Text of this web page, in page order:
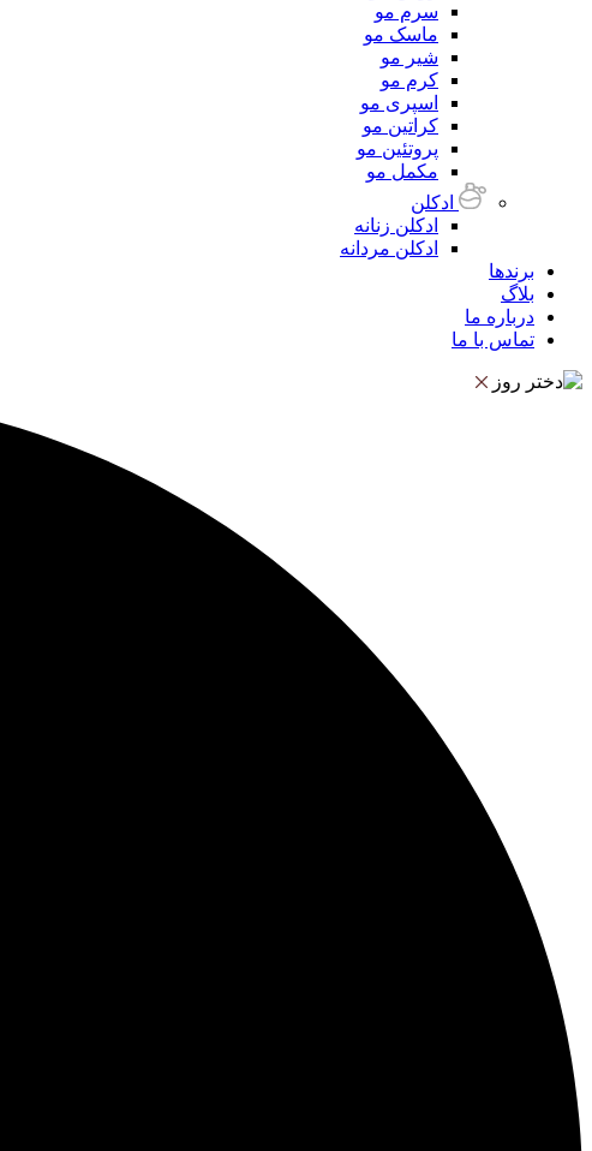
سرم مو
ماسک مو
شیر مو
کرم مو
اسپری مو
کراتین مو
پروتئین مو
مکمل مو
ادکلن
ادکلن زنانه
ادکلن مردانه
برندها
بلاگ
درباره ما
تماس با ما